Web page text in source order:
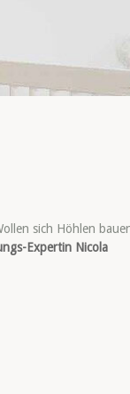
sich Höhlen
Expertin Nicola